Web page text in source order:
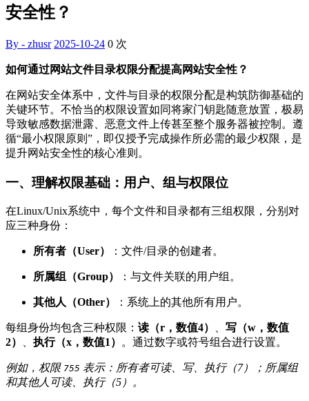
安全性？
By - zhusr 2025-10-24 0 次
如何通过网站文件目录权限分配提高网站安全性？
在网站安全体系中，文件与目录的权限分配是构筑防御基础的
关键环节。不恰当的权限设置如同将家门钥匙随意放置，极易
导致敏感数据泄露、恶意文件上传甚至整个服务器被控制。遵
循“最小权限原则”，即仅授予完成操作所必需的最少权限，是
提升网站安全性的核心准则。
一、理解权限基础：用户、组与权限位
在Linux/Unix系统中，每个文件和目录都有三组权限，分别对
应三种身份：
所有者（User） ：文件/目录的创建者。
所属组（Group） ：与文件关联的用户组。
其他人（Other） ：系统上的其他所有用户。
每组身份均包含三种权限： 读（r，数值4）
写（w，数值
2）
执行（x，数值1） 。通过数字或符号组合进行设置。
例如，权限 755 表示：所有者可读、写、执行（7）；所属组
和其他人可读、执行（5）。